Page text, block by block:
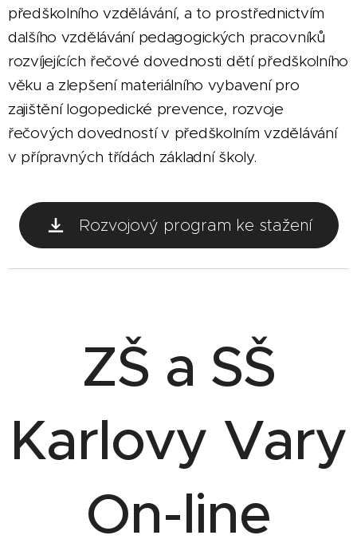
předškolního vzdělávání, a to prostřednictvím
dalšího vzdělávání pedagogických pracovníků
rozvíjejících řečové dovednosti dětí předškolního
věku a zlepšení materiálního vybavení pro
zajištění logopedické prevence, rozvoje
řečových dovedností v předškolním vzdělávání
v přípravných třídách základní školy.
Rozvojový program ke stažení
ZŠ a SŠ
Karlovy Vary
On-line